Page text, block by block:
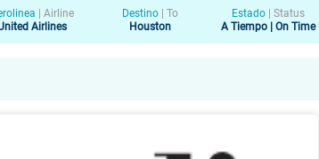
Airline
Airlines
Destino
To
Houston
Estado
Status
A Tiempo | On Time